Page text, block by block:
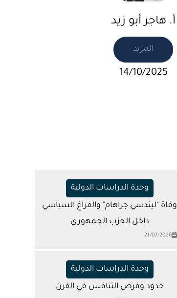
أ. هاجر أبو زيد
المزيد
14/10/2025
وحدة الدراسات الدولية
وفاة "ليندسي جراهام" والفراغ السياسي
داخل الحزب الجمهوري
21/07/2026
وحدة الدراسات الدولية
حدود وفرص التنافس في القرن